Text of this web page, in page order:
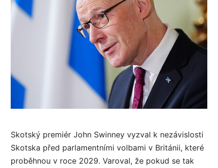
Skotský premiér John Swinney vyzval k nezávislosti
Skotska před parlamentními volbami v Británii, které
proběhnou v roce 2029. Varoval, že pokud se tak